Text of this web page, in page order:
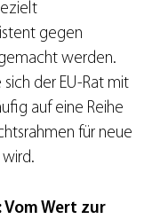
gegen
werden.
der EU-Rat mit
auf eine Reihe
für neue
Wert zur